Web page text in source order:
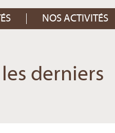
NOS ACTIVITÉS
derniers